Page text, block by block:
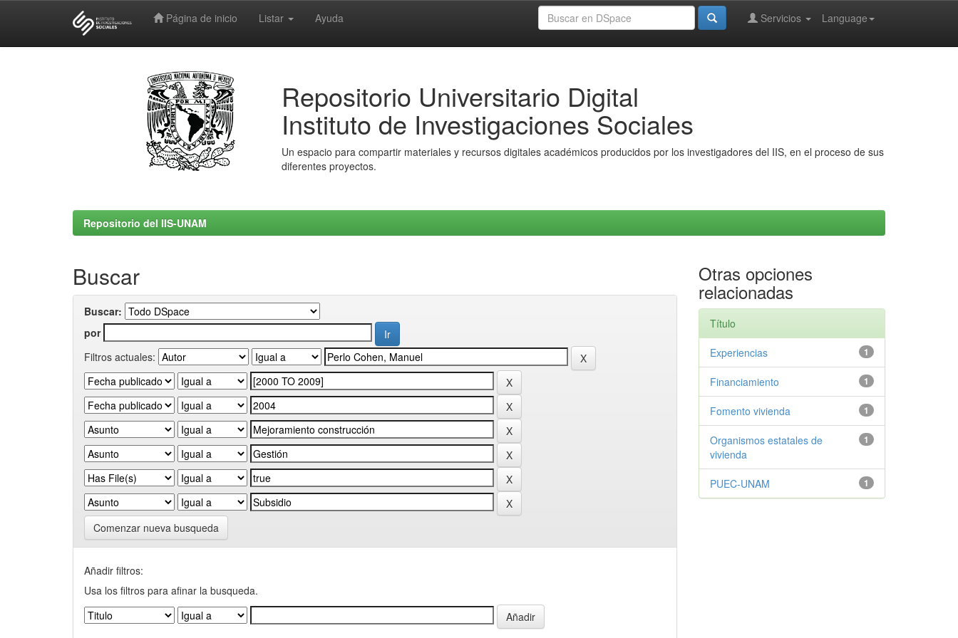
Página de inicio Listar Ayuda Language
Servicios
Repositorio Universitario Digital
Instituto de Investigaciones Sociales
Un espacio para compartir materiales y recursos digitales académicos producidos por los investigadores del IIS, en el proceso de sus
diferentes proyectos.
Repositorio del IIS-UNAM
Buscar
Buscar:
por
Filtros actuales:
Comenzar nueva busqueda
Añadir filtros:
Usa los filtros para afinar la busqueda.
Otras opciones
relacionadas
Título
1
Experiencias
1
Financiamiento
1
Fomento vivienda
1
Organismos estatales de
vivienda
1
PUEC-UNAM